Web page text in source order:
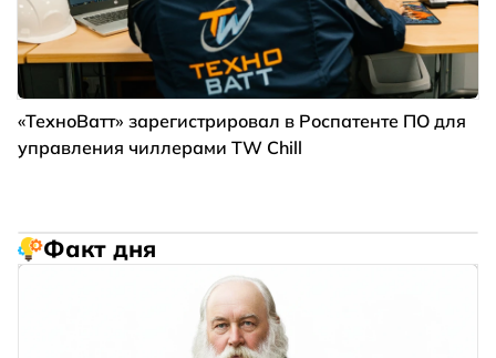
«ТехноВатт» зарегистрировал в Роспатенте ПО для
управления чиллерами TW Chill
Факт дня